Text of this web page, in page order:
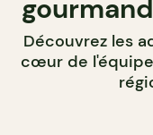
Découvrez les
cœur de